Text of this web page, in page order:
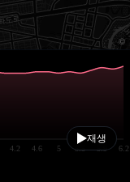
재생
4.2 4.6 5 5.5 5.9 6.2